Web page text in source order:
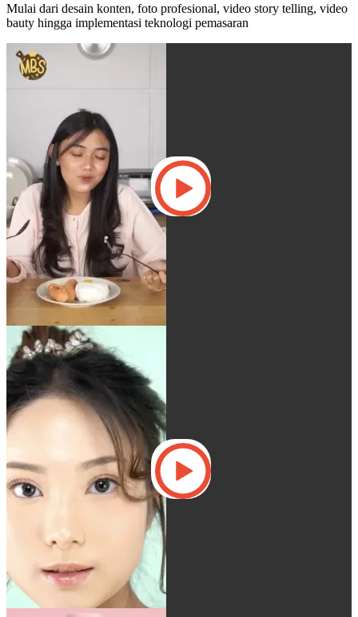
Mulai dari desain konten, foto profesional, video story telling, video
bauty hingga implementasi teknologi pemasaran